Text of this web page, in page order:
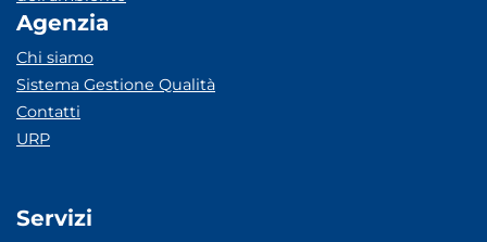
Agenzia
Chi siamo
Sistema Gestione Qualità
Contatti
URP
Servizi